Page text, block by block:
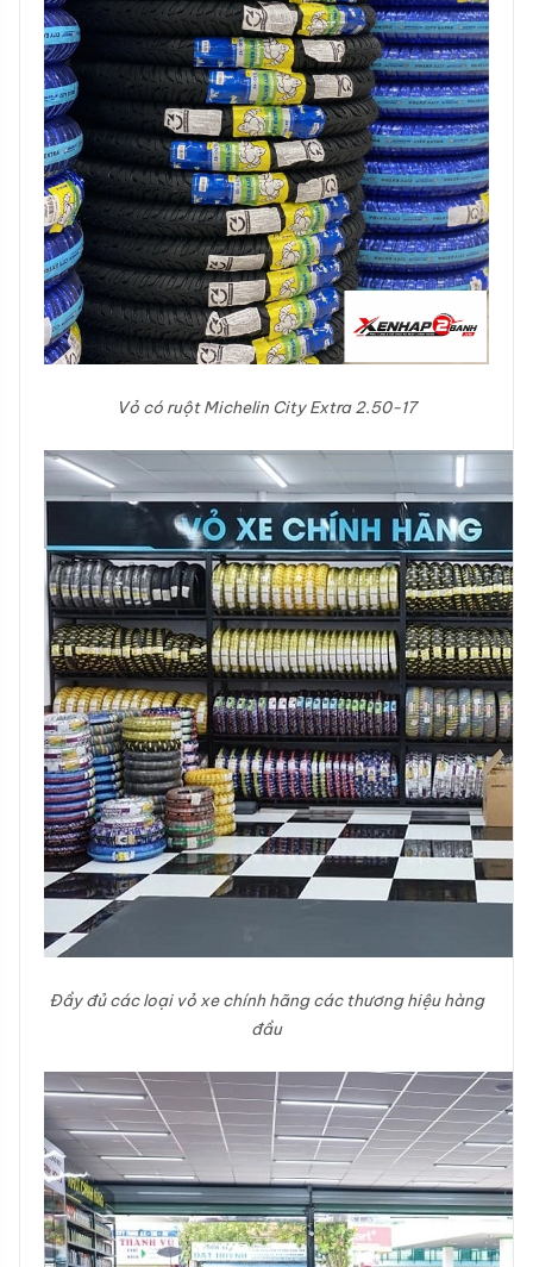
Vỏ có ruột Michelin City Extra 2.50-17
Đầy đủ các loại vỏ xe chính hãng các thương hiệu hàng
đầu